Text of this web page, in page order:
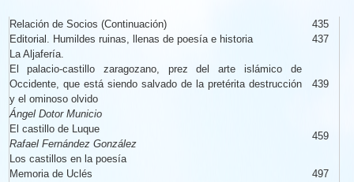
Relación de Socios (Continuación)
435
Editorial. Humildes ruinas, llenas de poesía e historia
437
La Aljafería.
El palacio-castillo zaragozano, prez del arte islámico de
Occidente, que está siendo salvado de la pretérita destrucción
y el ominoso olvido
Ángel Dotor Municio
439
El castillo de Luque
Rafael Fernández González
459
Los castillos en la poesía
Memoria de Uclés
497